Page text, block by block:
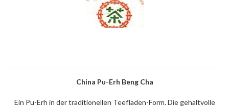
China Pu-Erh Beng Cha
Ein Pu-Erh in der traditionellen Teefladen-Form. Die gehaltvolle